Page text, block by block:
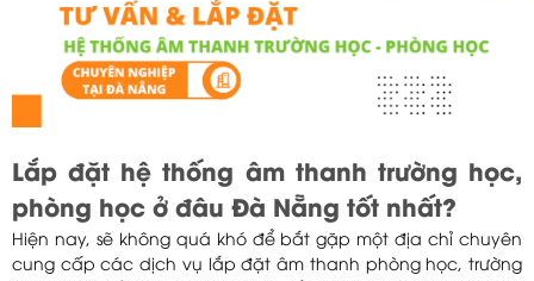
Lắp đặt hệ thống âm thanh trường học,
phòng học ở đâu Đà Nẵng tốt nhất?
Hiện nay, sẽ không quá khó để bắt gặp một địa chỉ chuyên
cung cấp các dịch vụ lắp đặt âm thanh phòng học, trường